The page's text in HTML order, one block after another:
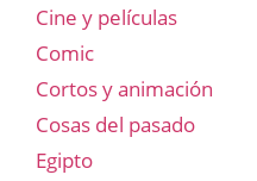
Cine y películas
Comic
Cortos y animación
Cosas del pasado
Egipto